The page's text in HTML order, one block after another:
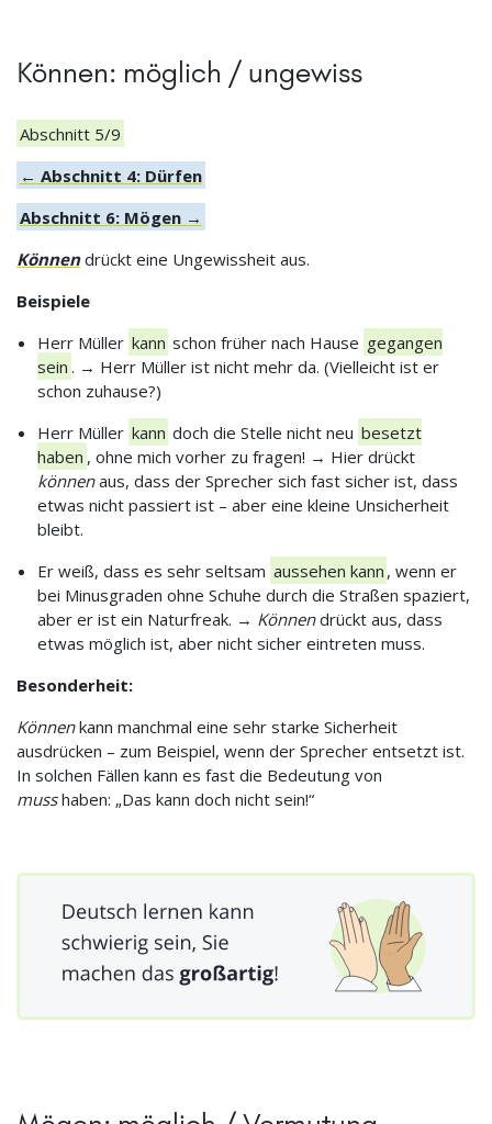
Können: möglich / ungewiss
Abschnitt 5/9
← Abschnitt 4: Dürfen
Abschnitt 6: Mögen →
Könnendrückt eine Ungewissheit aus.
Beispiele
Herr Müller kann schon früher nach Hause gegangen
sein . → Herr Müller ist nicht mehr da. (Vielleicht ist er
schon zuhause?)
Herr Müller kann doch die Stelle nicht neu besetzt
haben , ohne mich vorher zu fragen! → Hier drückt
könnenaus, dass der Sprecher sich fast sicher ist, dass
etwas nicht passiert ist – aber eine kleine Unsicherheit
bleibt.
Er weiß, dass es sehr seltsam aussehen kann , wenn er
bei Minusgraden ohne Schuhe durch die Straßen spaziert,
aber er ist ein Naturfreak. → Könnendrückt aus, dass
etwas möglich ist, aber nicht sicher eintreten muss.
Besonderheit:
Könnenkann manchmal eine sehr starke Sicherheit
ausdrücken – zum Beispiel, wenn der Sprecher entsetzt ist.
In solchen Fällen kann es fast die Bedeutung von
musshaben: „Das kann doch nicht sein!“